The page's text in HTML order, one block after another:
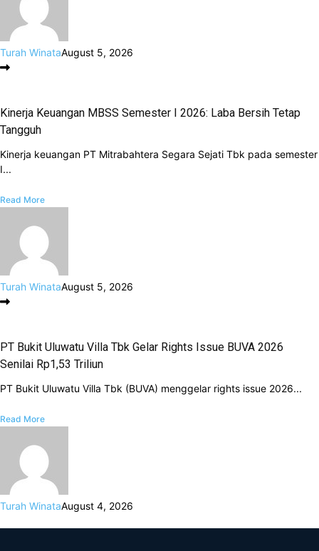
Turah WinataAugust 5, 2026
Kinerja Keuangan MBSS Semester I 2026: Laba Bersih Tetap
Tangguh
Kinerja keuangan PT Mitrabahtera Segara Sejati Tbk pada semester
I...
Read More
Turah WinataAugust 5, 2026
PT Bukit Uluwatu Villa Tbk Gelar Rights Issue BUVA 2026
Senilai Rp1,53 Triliun
PT Bukit Uluwatu Villa Tbk (BUVA) menggelar rights issue 2026...
Read More
Turah WinataAugust 4, 2026